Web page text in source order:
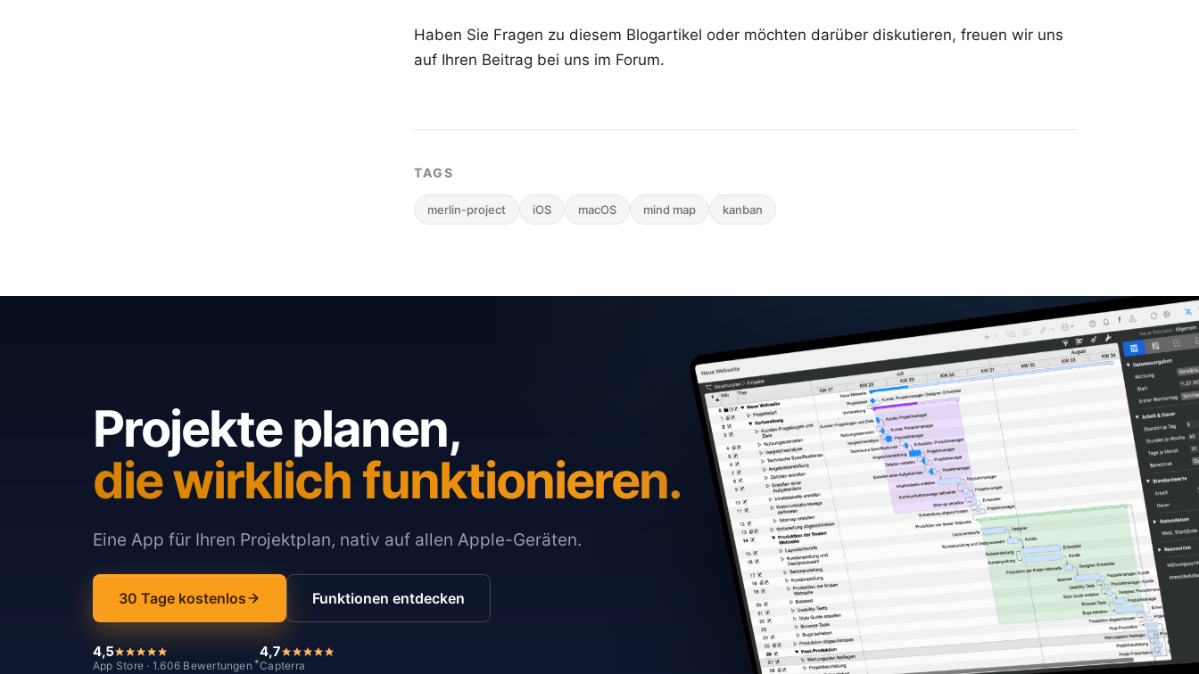
Haben Sie Fragen zu diesem Blogartikel oder möchten darüber diskutieren, freuen wir uns
auf Ihren Beitrag bei uns im Forum.
TAGS
merlin-project iOS macOS mind map kanban
Projekte planen,
die wirklich funktionieren.
Eine App für Ihren Projektplan, nativ auf allen Apple-Geräten.
30 Tage kostenlos Funktionen entdecken
4,5
App Store · 1.606 Bewertungen *
4,7
Capterra